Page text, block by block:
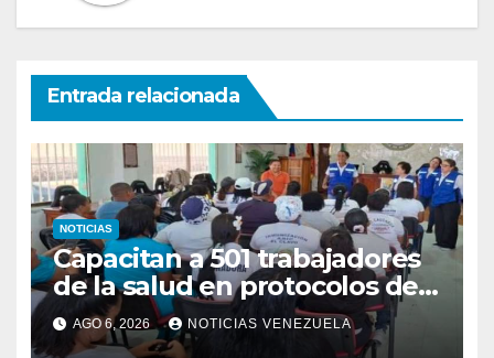
Entrada relacionada
NOTICIAS
Capacitan a 501 trabajadores
de la salud en protocolos de
vacunación para
campamentos
AGO 6, 2026 NOTICIAS VENEZUELA